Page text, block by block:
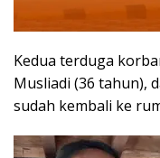
Kedua terduga
Musliadi (36 tahun),
sudah kembali ke